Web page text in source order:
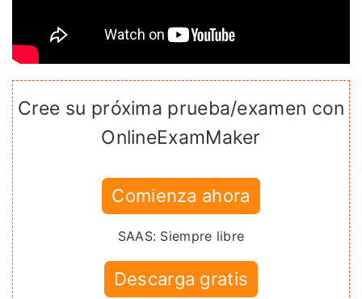
Cree su próxima prueba/examen con
OnlineExamMaker
Comienza ahora
SAAS: Siempre libre
Descarga gratis